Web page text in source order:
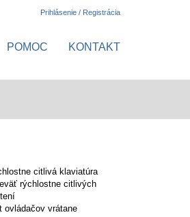
Prihlásenie / Registrácia
POMOC KONTAKT
citlivá klaviatúra
rýchlostne citlivých
ovládačov vrátane